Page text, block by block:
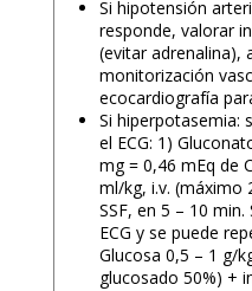
Si hipotensión
responde, valorar
(evitar adrenalina),
monitorización
ecocardiografía
Si hiperpotasemia:
el ECG: 1)
mg = 0,46 mEq de
ml/kg, i.v. (máximo
SSF, en 5 – 10
ECG y se puede
Glucosa 0,5 – 1 g/
glucosado 50%) +